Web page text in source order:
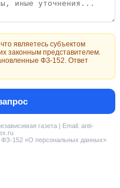
являетесь субъектом
законным представителем.
ФЗ-152. Ответ
газета | Email: anti-
ФЗ-152 «О персональных данных»